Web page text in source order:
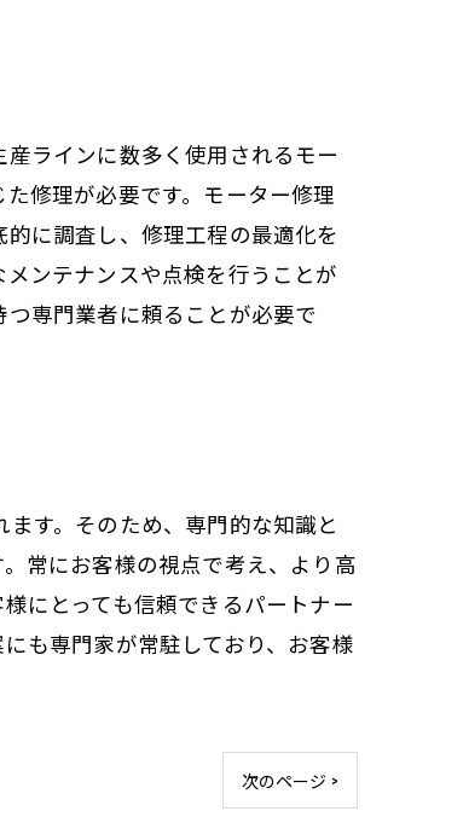
ラインに数多く使用されるモー
修理が必要です。モーター修理
に調査し、修理工程の最適化を
ンテナンスや点検を行うことが
専門業者に頼ることが必要で
す。そのため、専門的な知識と
常にお客様の視点で考え、より高
にとっても信頼できるパートナー
も専門家が常駐しており、お客様
次のページ >